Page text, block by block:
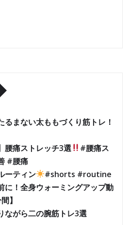
るまない太ももづくり筋トレ！
腰痛ストレッチ3選
#腰痛ス
#腰痛
ーティン
#shorts #routine
に！全身ウォーミングアップ動
】
ながら二の腕筋トレ3選